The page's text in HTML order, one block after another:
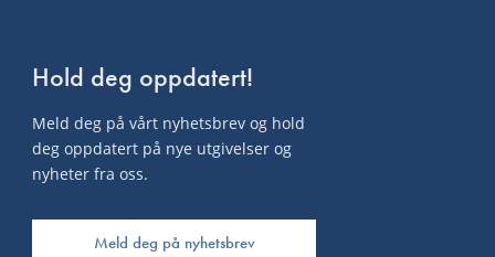
Hold deg oppdatert!
Meld deg på vårt nyhetsbrev og hold
deg oppdatert på nye utgivelser og
nyheter fra oss.
Meld deg på nyhetsbrev